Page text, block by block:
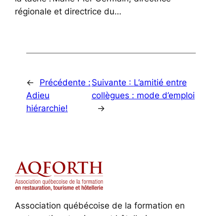
régionale et directrice du…
←
Précédente :
Adieu
hiérarchie!
Suivante : L’amitié entre
collègues : mode d’emploi
→
Association québécoise de la formation en